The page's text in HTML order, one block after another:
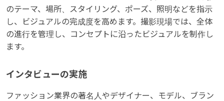
のテーマ、場所、スタイリング、ポーズ、照明などを指示
し、ビジュアルの完成度を高めます。撮影現場では、全体
の進行を管理し、コンセプトに沿ったビジュアルを制作し
ます。
インタビューの実施
ファッション業界の著名人やデザイナー、モデル、ブラン